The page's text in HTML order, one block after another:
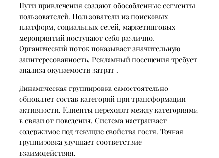
Пути привлечения создают обособленные сегменты
пользователей. Пользователи из поисковых
платформ, социальных сетей, маркетинговых
мероприятий поступают себя различно.
Органический поток показывает значительную
заинтересованность. Рекламный посещения требует
анализа окупаемости затрат .
Динамическая группировка самостоятельно
обновляет состав категорий при трансформации
активности. Клиенты переходят между категориями
в связи от поведения. Система настраивает
содержимое под текущие свойства гостя. Точная
группировка улучшает соответствие
взаимодействия.